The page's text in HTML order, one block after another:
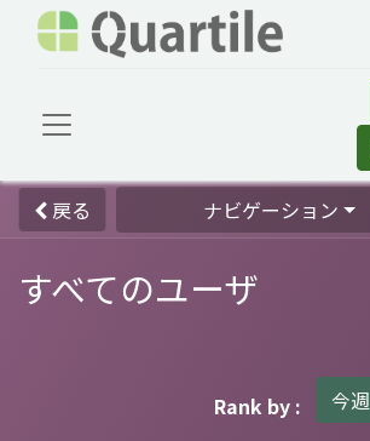
戻る ナビゲーション
すべてのユーザ
Rank by : 今週